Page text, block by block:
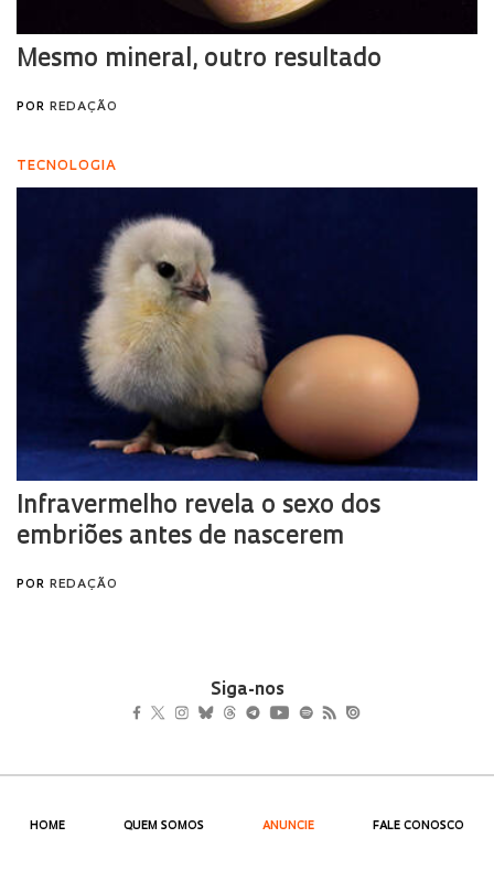
Siga-nos
HOME QUEM SOMOS ANUNCIE FALE CONOSCO